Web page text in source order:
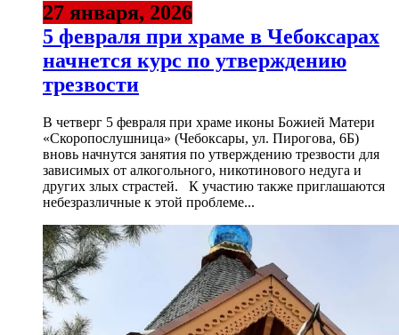
27 января, 2026
5 февраля при храме в Чебоксарах
начнется курс по утверждению
трезвости
В четверг 5 февраля при храме иконы Божией Матери
«Скоропослушница» (Чебоксары, ул. Пирогова, 6Б)
вновь начнутся занятия по утверждению трезвости для
зависимых от алкогольного, никотинового недуга и
других злых страстей. К участию также приглашаются
небезразличные к этой проблеме...